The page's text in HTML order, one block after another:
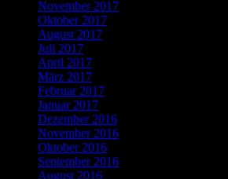
November 2017
Oktober 2017
August 2017
Juli 2017
April 2017
März 2017
Februar 2017
Januar 2017
Dezember 2016
November 2016
Oktober 2016
September 2016
August 2016